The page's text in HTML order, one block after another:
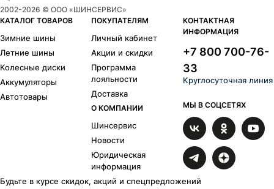
2002-2026 © ООО «ШИНСЕРВИС»
КАТАЛОГ ТОВАРОВ
Зимние шины
Летние шины
Колесные диски
Аккумуляторы
Автотовары
ПОКУПАТЕЛЯМ
Личный кабинет
Акции и скидки
Программа
лояльности
Доставка
О КОМПАНИИ
Шинсервис
Новости
Юридическая
информация
КОНТАКТНАЯ
ИНФОРМАЦИЯ
+7 800 700-76-
33
Круглосуточная линия
МЫ В СОЦСЕТЯХ
Будьте в курсе скидок, акций и спецпредложений